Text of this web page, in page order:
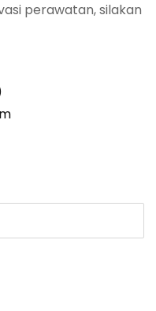
perawatan, silakan